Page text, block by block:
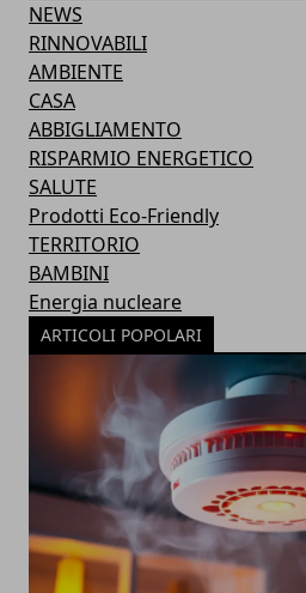
NEWS
RINNOVABILI
AMBIENTE
CASA
ABBIGLIAMENTO
RISPARMIO ENERGETICO
SALUTE
Prodotti Eco-Friendly
TERRITORIO
BAMBINI
Energia nucleare
ARTICOLI POPOLARI